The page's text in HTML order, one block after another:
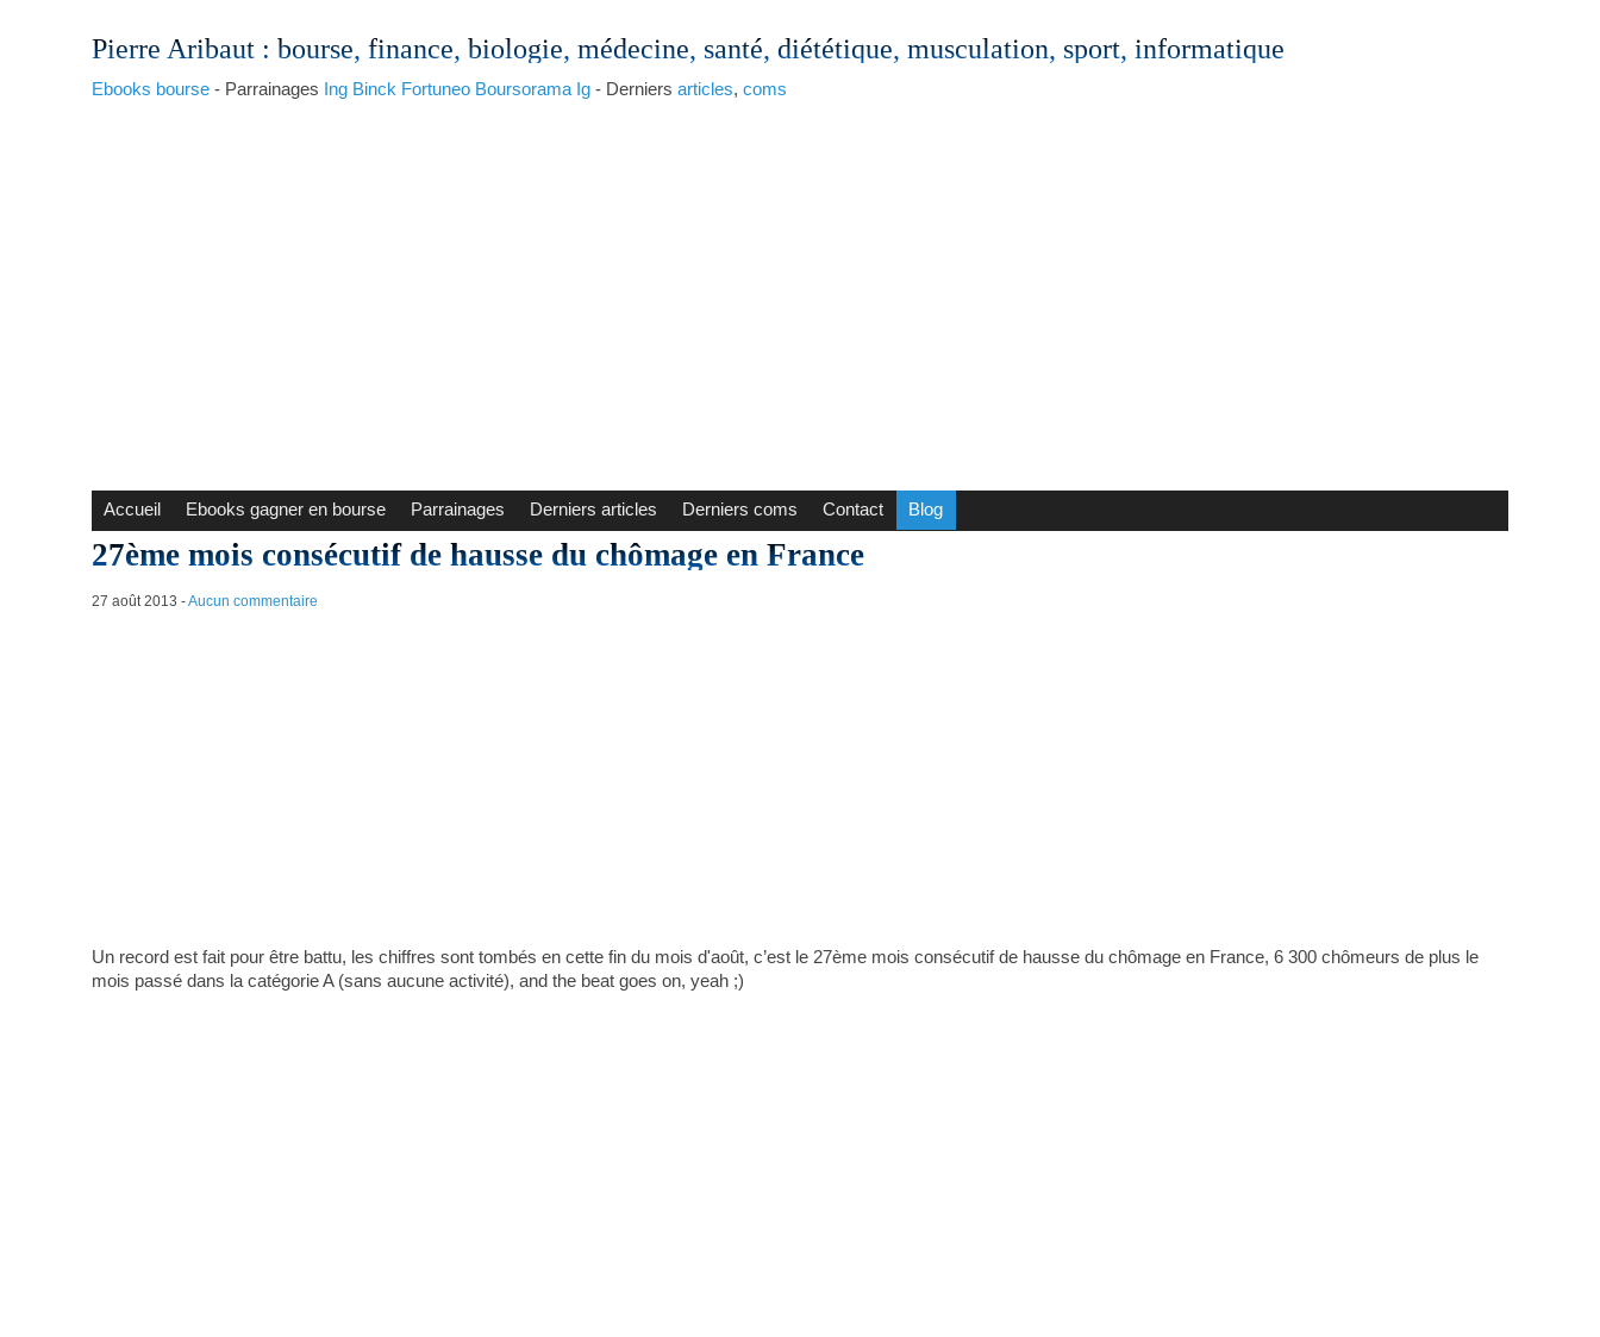
Pierre Aribaut: bourse, finance, biologie, médecine, santé, diététique, musculation, sport, informatique
Ebooks bourse- Parrainages Ing Binck Fortuneo Boursorama Ig- Derniers articles, coms
Accueil Ebooks gagner en bourse Parrainages Derniers articles Derniers coms Contact Blog
27ème mois consécutif de hausse du chômage en France
27 août 2013 -Aucun commentaire
Un record est fait pour être battu, les chiffres sont tombés en cette fin du mois d'août, c’est le 27ème mois consécutif de hausse du chômage en France, 6 300 chômeurs de plus le
mois passé dans la catégorie A (sans aucune activité), and the beat goes on, yeah ;)